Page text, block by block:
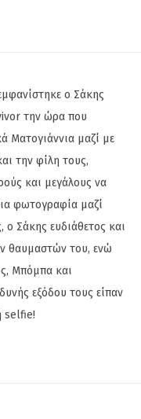
ο Σάκης
την ώρα που
Ματογιάννια μαζί με
την φίλη τους,
και μεγάλους να
φωτογραφία μαζί
Σάκης ευδιάθετος και
θαυμαστών του, ενώ
Μπόμπα και
εξόδου τους είπαν
selfie!